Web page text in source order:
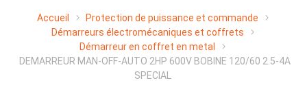
Accueil
Protection de puissance et commande
Démarreurs électromécaniques et coffrets
Démarreur en coffret en metal
DEMARREUR MAN-OFF-AUTO 2HP 600V BOBINE 120/60 2.5-4A
SPECIAL